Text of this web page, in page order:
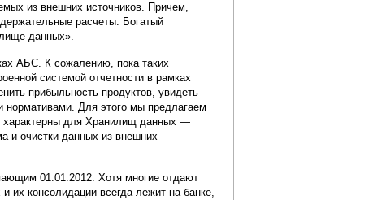
из внешних источников. Причем,
расчеты. Богатый
данных».
АБС. К сожалению, пока таких
системой отчетности в рамках
прибыльность продуктов, увидеть
нормативами. Для этого мы предлагаем
характерны для Хранилищ данных —
и очистки данных из внешних
01.01.2012. Хотя многие отдают
их консолидации всегда лежит на банке,